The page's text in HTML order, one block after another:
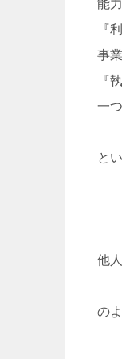
能
『
事
『
一
と
他
の